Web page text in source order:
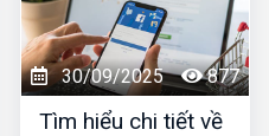
chạy quảng cáo
facebooknhé !
30/09/2025 877
Tìm hiểu chi tiết về